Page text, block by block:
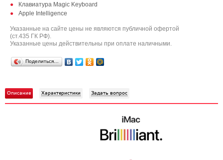
Клавиатура Magic Keyboard
Apple Intelligence
Указанные на сайте цены не являются публичной офертой
(ст.435 ГК РФ).
Указанные цены действительны при оплате наличными.
Поделиться…
Описание Характеристики Задать вопрос